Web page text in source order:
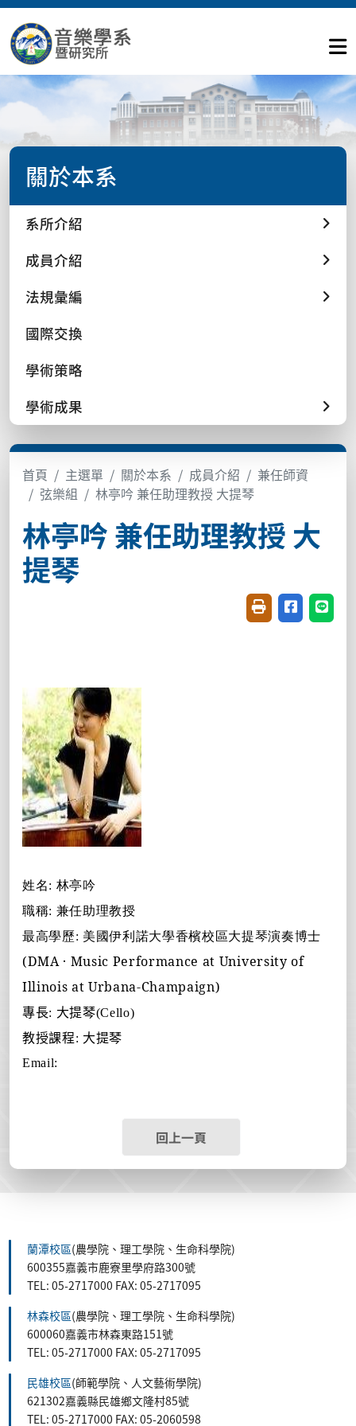
關於本系
系所介紹
成員介紹
法規彙編
國際交換
學術策略
學術成果
首頁 主選單 關於本系 成員介紹
兼任師資
弦樂組
林亭吟 兼任助理教授 大提琴
林亭吟 兼任助理教授 大
提琴
友善列印(開新視
分享至臉書
分享
姓名: 林亭吟
職稱: 兼任助理教授
最高學歷: 美國伊利諾大學香檳校區大提琴演奏博士
(DMA · Music Performance at University of
Illinois at Urbana-Champaign)
專長: 大提琴(Cello)
教授課程: 大提琴
Email:
回上一頁
蘭潭校區(農學院、理工學院、生命科學院)
600355嘉義市鹿寮里學府路300號
TEL: 05-2717000 FAX: 05-2717095
林森校區(農學院、理工學院、生命科學院)
600060嘉義市林森東路151號
TEL: 05-2717000 FAX: 05-2717095
民雄校區(師範學院、人文藝術學院)
621302嘉義縣民雄鄉文隆村85號
TEL: 05-2717000 FAX: 05-2060598